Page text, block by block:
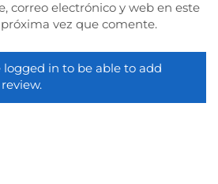
correo electrónico y web en este
vez que comente.
logged in to be able to add